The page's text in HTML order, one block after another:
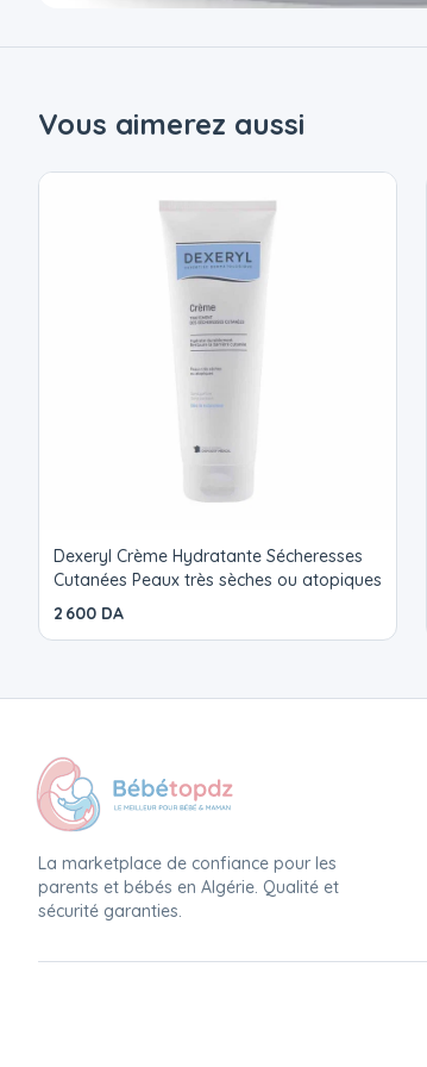
Vous aimerez aussi
Dexeryl Crème Hydratante Sécheresses
Cutanées Peaux très sèches ou atopiques
2 600 DA
La marketplace de confiance pour les
parents et bébés en Algérie. Qualité et
sécurité garanties.